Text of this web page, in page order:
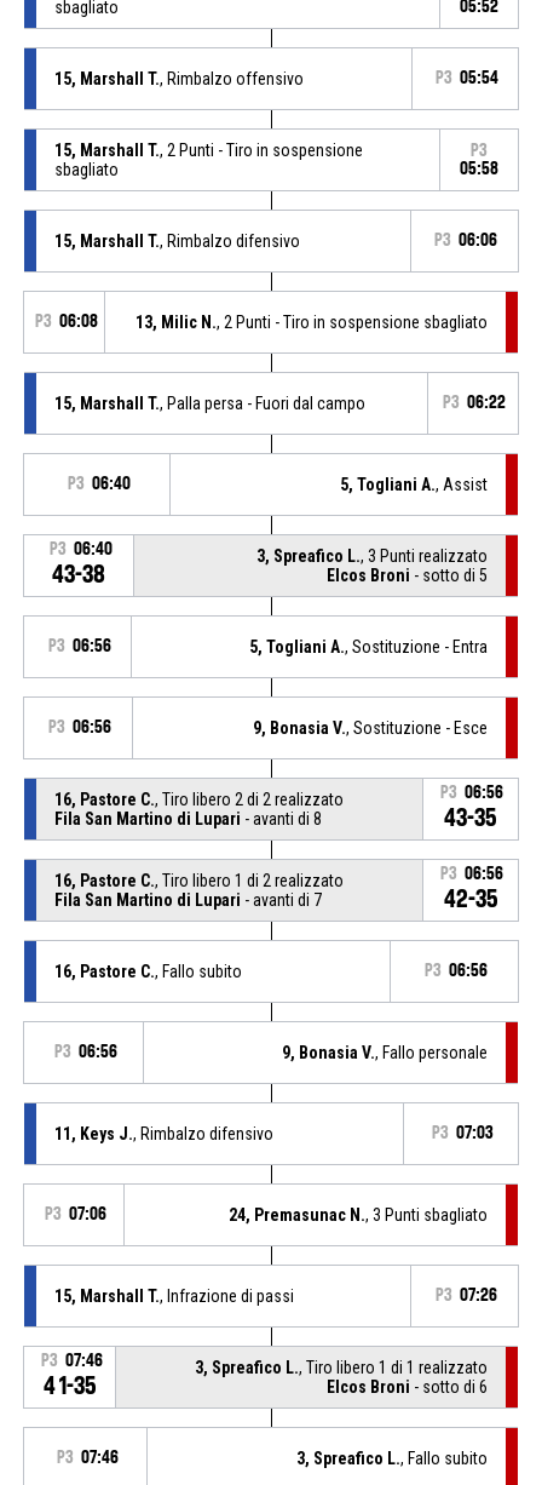
sbagliato
05:52
15, Marshall T., Rimbalzo offensivo P3 05:54
15, Marshall T., 2 Punti - Tiro in sospensione
sbagliato
P3
05:58
15, Marshall T., Rimbalzo difensivo P3 06:06
P3 06:08 13, Milic N., 2 Punti - Tiro in sospensione sbagliato
15, Marshall T., Palla persa - Fuori dal campo P3 06:22
P3 06:40 5, Togliani A., Assist
P3 06:40
43-38
3, Spreafico L., 3 Punti realizzato
Elcos Broni - sotto di 5
P3 06:56 5, Togliani A., Sostituzione - Entra
P3 06:56 9, Bonasia V., Sostituzione - Esce
16, Pastore C., Tiro libero 2 di 2 realizzato
Fila San Martino di Lupari - avanti di 8
P3 06:56
43-35
16, Pastore C., Tiro libero 1 di 2 realizzato
Fila San Martino di Lupari - avanti di 7
P3 06:56
42-35
16, Pastore C., Fallo subito P3 06:56
P3 06:56 9, Bonasia V., Fallo personale
11, Keys J., Rimbalzo difensivo P3 07:03
P3 07:06 24, Premasunac N., 3 Punti sbagliato
15, Marshall T., Infrazione di passi P3 07:26
P3 07:46
41-35
3, Spreafico L., Tiro libero 1 di 1 realizzato
Elcos Broni - sotto di 6
P3 07:46 3, Spreafico L., Fallo subito